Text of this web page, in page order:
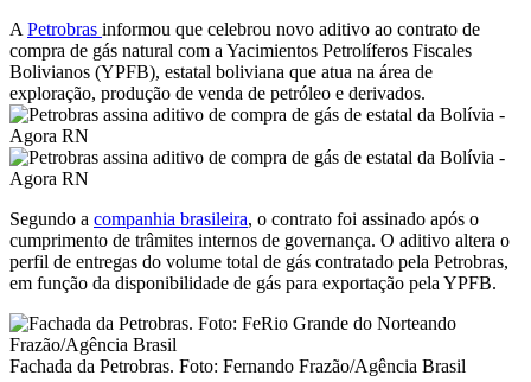
A Petrobras informou que celebrou novo aditivo ao contrato de
compra de gás natural com a Yacimientos Petrolíferos Fiscales
Bolivianos (YPFB), estatal boliviana que atua na área de
exploração, produção de venda de petróleo e derivados.
Segundo a companhia brasileira, o contrato foi assinado após o
cumprimento de trâmites internos de governança. O aditivo altera o
perfil de entregas do volume total de gás contratado pela Petrobras,
em função da disponibilidade de gás para exportação pela YPFB.
Fachada da Petrobras. Foto: Fernando Frazão/Agência Brasil